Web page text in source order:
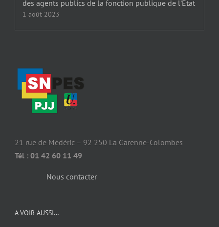
des agents publics de la fonction publique de l’Etat
1 août 2023
21 rue de Médéric – 92 250 La Garenne-Colombes
Tél : 01 42 60 11 49
Nous contacter
A VOIR AUSSI…